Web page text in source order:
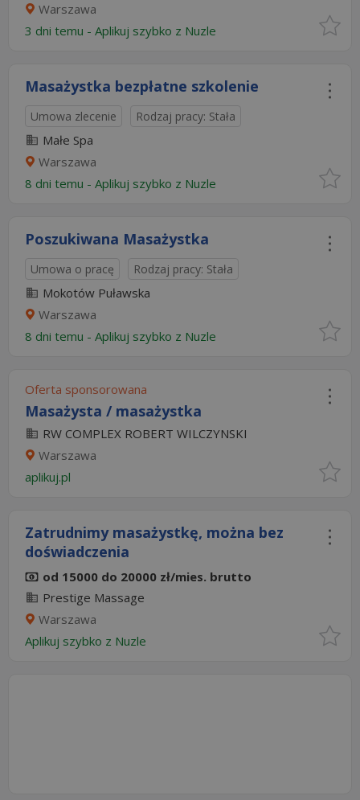
Warszawa
3 dni temu - Aplikuj szybko z Nuzle
Masażystka bezpłatne szkolenie
Umowa zlecenie Rodzaj pracy: Stała
Małe Spa
Warszawa
8 dni temu - Aplikuj szybko z Nuzle
Poszukiwana Masażystka
Umowa o pracę Rodzaj pracy: Stała
Mokotów Puławska
Warszawa
8 dni temu - Aplikuj szybko z Nuzle
Oferta sponsorowana
Masażysta / masażystka
RW COMPLEX ROBERT WILCZYNSKI
Warszawa
aplikuj.pl
Zatrudnimy masażystkę, można bez
doświadczenia
od 15000 do 20000 zł/mies. brutto
Prestige Massage
Warszawa
Aplikuj szybko z Nuzle